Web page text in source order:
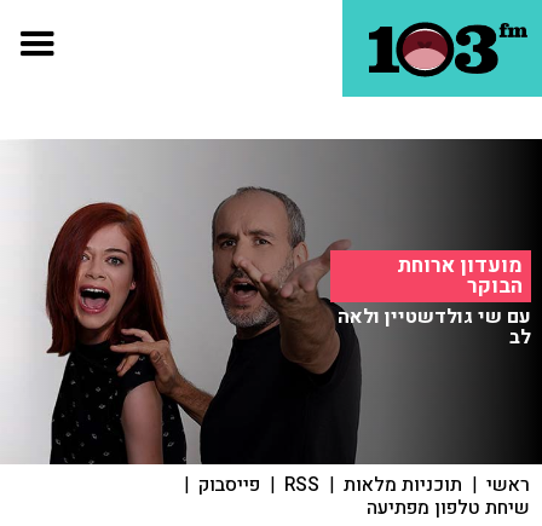
מועדון ארוחת
הבוקר
עם שי גולדשטיין ולאה
לב
ראשי | תוכניות מלאות |
RSS
| פייסבוק |
שיחת טלפון מפתיעה